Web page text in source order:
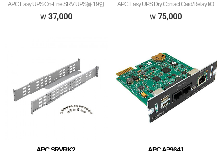
APC Easy UPS On-Line SRV UPS용 19인
치 레일키트, 깊이 700mm
37,000
APC Easy UPS Dry Contact Card/Relay I/O
card
75,000